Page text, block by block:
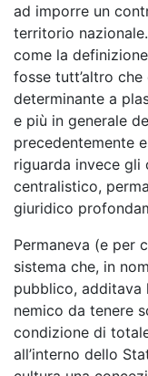
ad imporre un
territorio
come la
fosse tutt’altro
determinante a
e più in generale
precedentemente
riguarda invece
centralistico,
giuridico
Permaneva (e per
sistema che, in
pubblico, additava
nemico da tenere
condizione di
all’interno dello